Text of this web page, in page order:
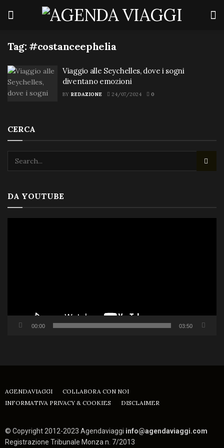
Tag: #costanceephelia
Viaggio alle Seychelles, dove i sogni
diventano emozioni
BY REDAZIONE 24/07/2024 0
CERCA
DA YOUTUBE
00:00 03:50
AGENDAVIAGGI
COLLABORA CON NOI
INFORMATIVA PRIVACY & COOKIES
DISCLAIMER
© Copyright 2012-2023 Agendaviaggi info@agendaviaggi.com
Registrazione Tribunale Monza n. 7/2013